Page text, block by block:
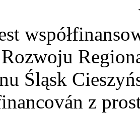
Śląsk
z